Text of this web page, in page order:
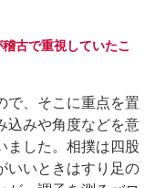
古で重視していたこ
、そこに重点を置
込みや角度などを意
ました。相撲は四股
いいときはすり足の